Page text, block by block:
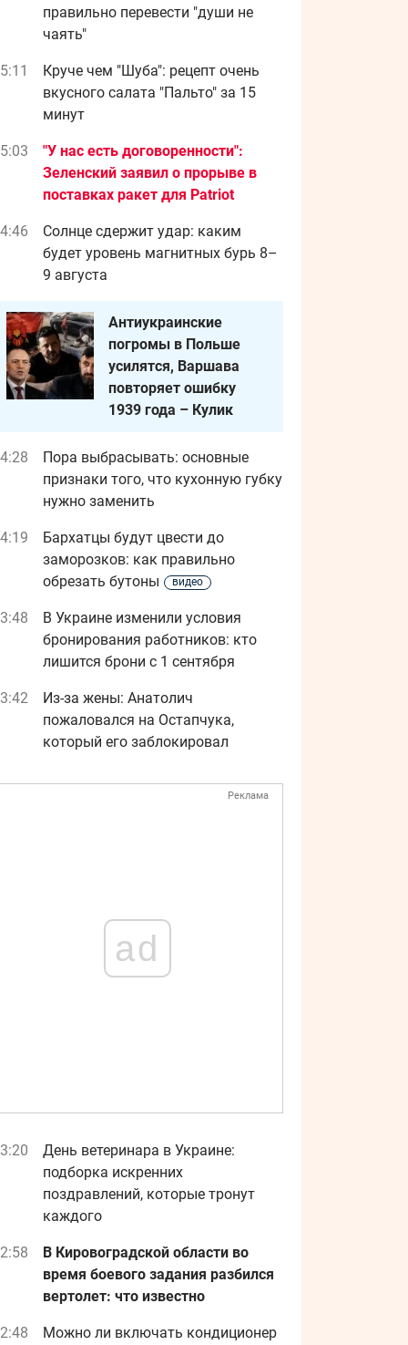
правильно перевести "души не
чаять"
Круче чем "Шуба": рецепт очень
вкусного салата "Пальто" за 15
минут
"У нас есть договоренности":
Зеленский заявил о прорыве в
поставках ракет для Patriot
Солнце сдержит удар: каким
будет уровень магнитных бурь 8–
9 августа
Антиукраинские
погромы в Польше
усилятся, Варшава
повторяет ошибку
1939 года – Кулик
Пора выбрасывать: основные
признаки того, что кухонную губку
нужно заменить
Бархатцы будут цвести до
заморозков: как правильно
обрезать бутоны
видео
В Украине изменили условия
бронирования работников: кто
лишится брони с 1 сентября
Из-за жены: Анатолич
пожаловался на Остапчука,
который его заблокировал
Реклама
ad
День ветеринара в Украине:
подборка искренних
поздравлений, которые тронут
каждого
В Кировоградской области во
время боевого задания разбился
вертолет: что известно
Можно ли включать кондиционер